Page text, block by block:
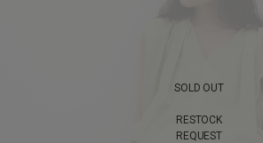
SOLD OUT
RESTOCK
REQUEST